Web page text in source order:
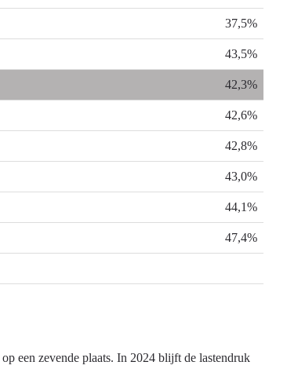
37,5%
43,5%
42,3%
42,6%
42,8%
43,0%
44,1%
47,4%
een zevende plaats. In 2024 blijft de lastendruk